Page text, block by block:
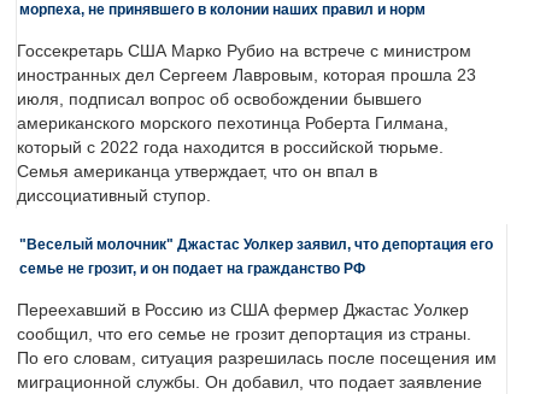
морпеха, не принявшего в колонии наших правил и норм
Госсекретарь США Марко Рубио на встрече с министром
иностранных дел Сергеем Лавровым, которая прошла 23
июля, подписал вопрос об освобождении бывшего
американского морского пехотинца Роберта Гилмана,
который с 2022 года находится в российской тюрьме.
Семья американца утверждает, что он впал в
диссоциативный ступор.
"Веселый молочник" Джастас Уолкер заявил, что депортация его
семье не грозит, и он подает на гражданство РФ
Переехавший в Россию из США фермер Джастас Уолкер
сообщил, что его семье не грозит депортация из страны.
По его словам, ситуация разрешилась после посещения им
миграционной службы. Он добавил, что подает заявление